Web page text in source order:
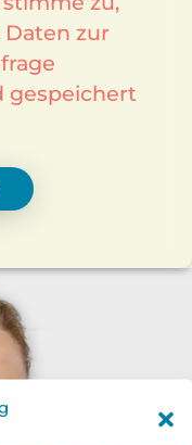
zur
gespeichert